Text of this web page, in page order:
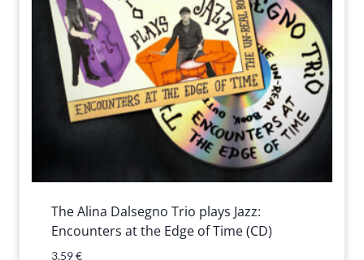
The Alina Dalsegno Trio plays Jazz:
Encounters at the Edge of Time (CD)
3,59€